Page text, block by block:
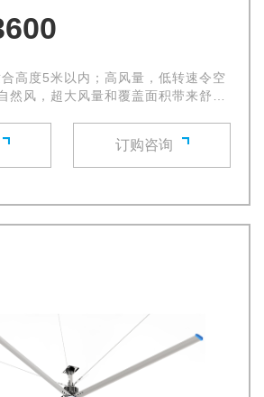
高度5米以内；高风量，低转速令空
然风，超大风量和覆盖面积带来舒适
订购咨询